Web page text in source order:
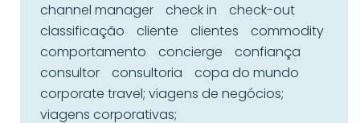
channel manager
check in
check-out
classificação
cliente clientes
commodity
comportamento
concierge
confiança
consultor
consultoria
copa do mundo
corporate travel; viagens de negócios;
viagens corporativas;